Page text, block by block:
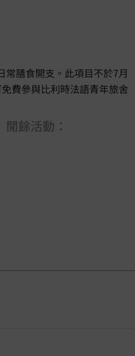
膳食開支。此項目不於7月
費參與比利時法語青年旅舍
閒餘活動：